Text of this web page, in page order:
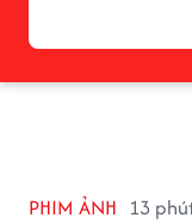
PHIM ẢNH 13